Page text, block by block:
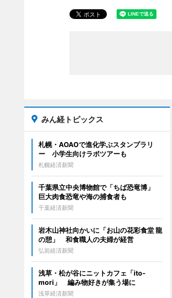
みん経トピックス
札幌・AOAOで進化学ぶスタンプラリ
ー 小学生向けラボツアーも
札幌経済新聞
千葉県立中央博物館で「ちば恐竜博」
巨大肉食恐竜や海の捕食者も
千葉経済新聞
岩木山神社向かいに「お山の花彩食堂 龍
の憩」 和食職人の夫婦が経営
弘前経済新聞
浅草・松が谷にニットカフェ「ito-
mori」 編み物好きが集う場に
浅草経済新聞